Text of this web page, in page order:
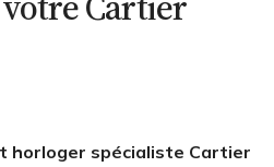
horloger spécialiste Cartier